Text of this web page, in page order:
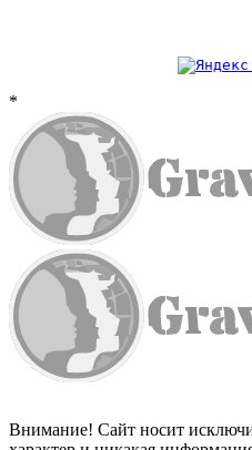
*
Внимание! Сайт носит